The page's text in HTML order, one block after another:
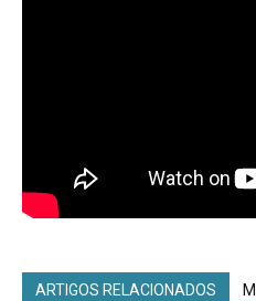
ARTIGOS RELACIONADOS